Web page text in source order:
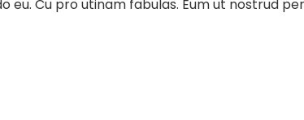
Cu pro utinam fabulas. Eum ut nostrud